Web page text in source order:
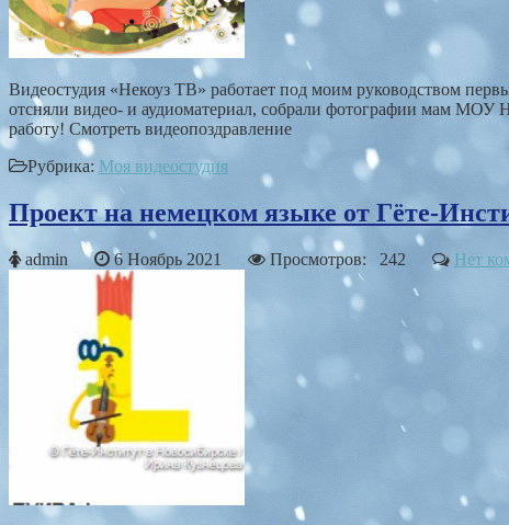
Видеостудия «Некоуз ТВ» работает под моим руководством
отсняли видео- и аудиоматериал, собрали фотографии мам
работу! Смотреть видеопоздравление
Рубрика: Моя видеостудия
Проект на немецком языке от Гёте-
admin 6 Ноябрь 2021 Просмотров: 242 Нет